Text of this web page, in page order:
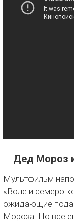
Дед Мороз
Мультфильм
«Воле и семеро
ожидающие
Мороза. Но все